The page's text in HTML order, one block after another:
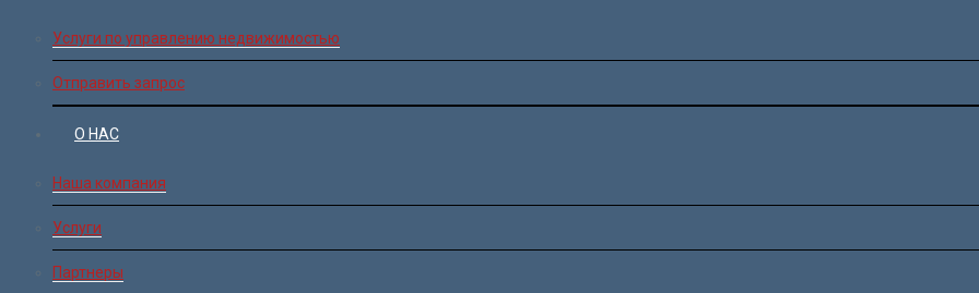
Услуги по управлению недвижимостью
Отправить запрос
О НАС
Наша компания
Услуги
Партнеры